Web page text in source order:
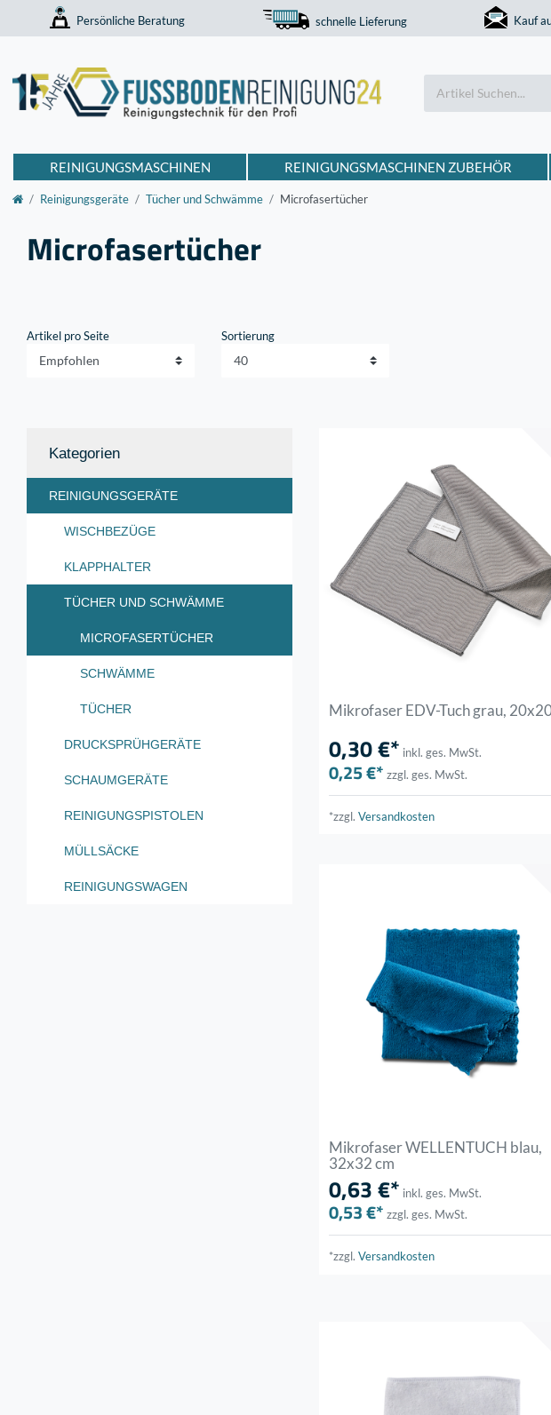
Persönliche Beratung schnelle Lieferung Kauf
REINIGUNGSMASCHINEN REINIGUNGSMASCHINEN ZUBEHÖR
Reinigungsgeräte Tücher und Schwämme Microfasertücher
Microfasertücher
Artikel pro Seite Sortierung
Kategorien
REINIGUNGSGERÄTE
WISCHBEZÜGE
KLAPPHALTER
TÜCHER UND SCHWÄMME
MICROFASERTÜCHER
SCHWÄMME
TÜCHER
DRUCKSPRÜHGERÄTE
SCHAUMGERÄTE
REINIGUNGSPISTOLEN
MÜLLSÄCKE
REINIGUNGSWAGEN
Mikrofaser EDV-Tuch grau,
0,30 €* inkl. ges. MwSt.
0,25 €* zzgl. ges. MwSt.
*zzgl. Versandkosten
Mikrofaser WELLENTUCH blau,
32x32 cm
0,63 €* inkl. ges. MwSt.
0,53 €* zzgl. ges. MwSt.
*zzgl. Versandkosten